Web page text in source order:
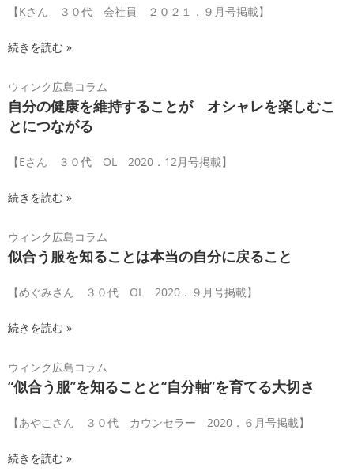
【Kさん ３０代 会社員 ２０２１．９月号掲載】
続きを読む »
ウィンク広島コラム
自分の健康を維持することが オシャレを楽しむこ
とにつながる
【Eさん ３０代 OL 2020．12月号掲載】
続きを読む »
ウィンク広島コラム
似合う服を知ることは本当の自分に戻ること
【めぐみさん ３０代 OL 2020．９月号掲載】
続きを読む »
ウィンク広島コラム
“似合う服”を知ることと“自分軸”を育てる大切さ
【あやこさん ３０代 カウンセラー 2020．６月号掲載】
続きを読む »